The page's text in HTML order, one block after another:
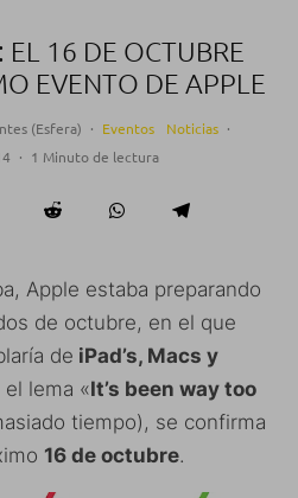
16 DE OCTUBRE
EVENTO DE APPLE
(Esfera) · Eventos Noticias ·
· 1 Minuto de lectura
Apple estaba preparando
de octubre, en el que
de iPad’s, Macs y
el lema «It’s been way too
tiempo), se confirma
16 de octubre.